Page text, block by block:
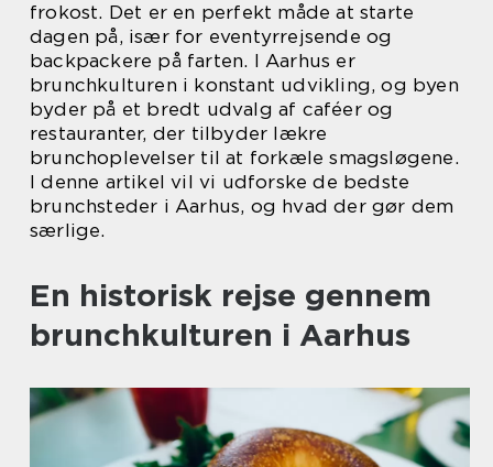
frokost. Det er en perfekt måde at starte
dagen på, især for eventyrrejsende og
backpackere på farten. I Aarhus er
brunchkulturen i konstant udvikling, og byen
byder på et bredt udvalg af caféer og
restauranter, der tilbyder lækre
brunchoplevelser til at forkæle smagsløgene.
I denne artikel vil vi udforske de bedste
brunchsteder i Aarhus, og hvad der gør dem
særlige.
En historisk rejse gennem
brunchkulturen i Aarhus